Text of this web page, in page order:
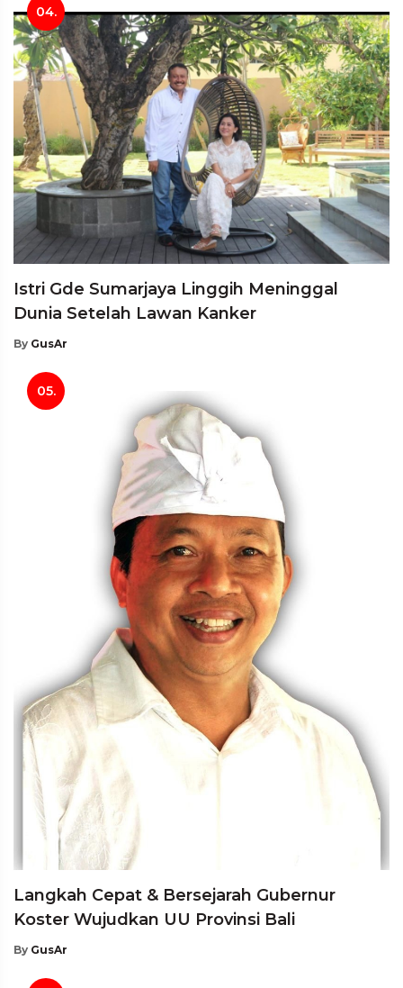
04.
Istri Gde Sumarjaya Linggih Meninggal
Dunia Setelah Lawan Kanker
By GusAr
05.
Langkah Cepat & Bersejarah Gubernur
Koster Wujudkan UU Provinsi Bali
By GusAr